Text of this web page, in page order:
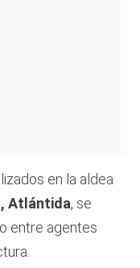
en la aldea
Atlántida, se
entre agentes